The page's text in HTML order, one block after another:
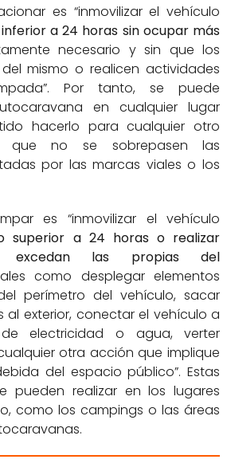
es “inmovilizar el vehículo
a 24 horas sin ocupar más
necesario y sin que los
mismo o realicen actividades
Por tanto, se puede
en cualquier lugar
hacerlo para cualquier otro
que no se sobrepasen las
por las marcas viales o los
es “inmovilizar el vehículo
superior a 24 horas o realizar
excedan las propias del
como desplegar elementos
perímetro del vehículo, sacar
al exterior, conectar el vehículo a
electricidad o agua, verter
otra acción que implique
del espacio público”. Estas
pueden realizar en los lugares
como los campings o las áreas